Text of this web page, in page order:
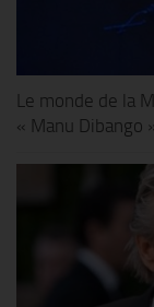
Le monde de la
« Manu Dibango